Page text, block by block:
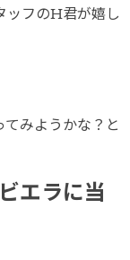
ッフのH君が嬉し
みようかな？と
エラに当